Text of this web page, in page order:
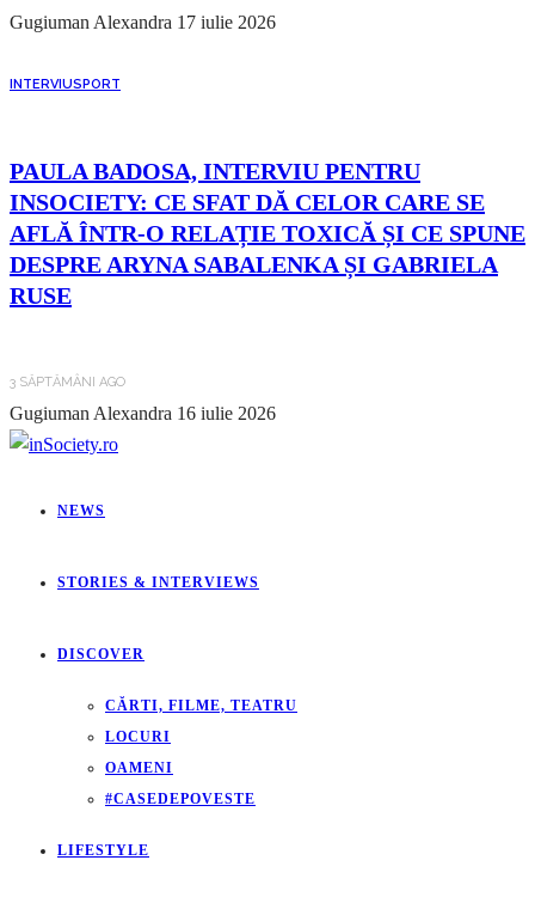
Gugiuman Alexandra 17 iulie 2026
INTERVIUSPORT
PAULA BADOSA, INTERVIU PENTRU
INSOCIETY: CE SFAT DĂ CELOR CARE SE
AFLĂ ÎNTR-O RELAȚIE TOXICĂ ȘI CE SPUNE
DESPRE ARYNA SABALENKA ȘI GABRIELA
RUSE
3 SĂPTĂMÂNI AGO
Gugiuman Alexandra 16 iulie 2026
NEWS
STORIES & INTERVIEWS
DISCOVER
CĂRTI, FILME, TEATRU
LOCURI
OAMENI
#CASEDEPOVESTE
LIFESTYLE